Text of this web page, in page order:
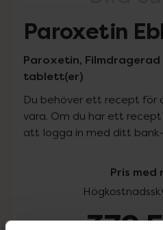
Paroxetin
Paroxetin,
tablett(er)
Du behöver ett recept för
vara. Om du har ett
att logga in med ditt
Pris med